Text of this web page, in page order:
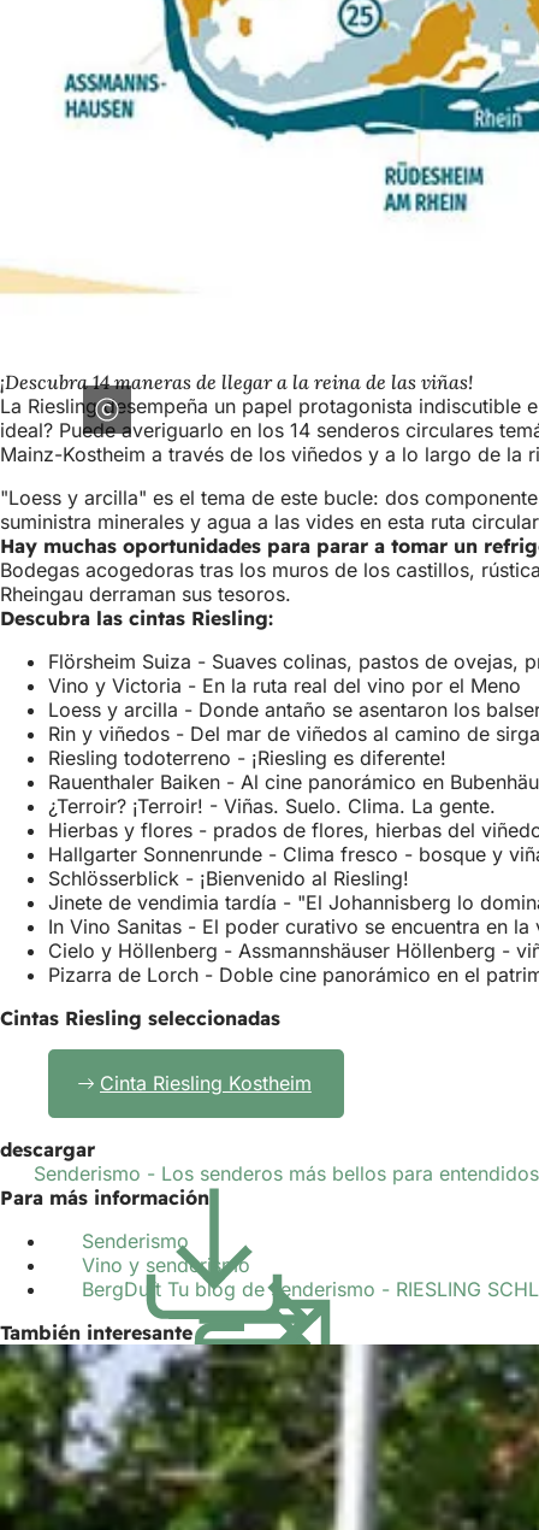
¡Descubra 14 maneras de llegar a la reina de las viñas!
La Riesling desempeña un papel protagonista indiscutible
ideal? Puede averiguarlo en los 14 senderos circulares
Mainz-Kostheim a través de los viñedos y a lo largo de la
"Loess y arcilla" es el tema de este bucle: dos
suministra minerales y agua a las vides en esta ruta
Hay muchas oportunidades para parar a tomar un
Bodegas acogedoras tras los muros de los castillos,
Rheingau derraman sus tesoros.
Descubra las cintas Riesling:
Flörsheim Suiza - Suaves colinas, pastos de ovejas,
Vino y Victoria - En la ruta real del vino por el Meno
Loess y arcilla - Donde antaño se asentaron los
Rin y viñedos - Del mar de viñedos al camino de
Riesling todoterreno - ¡Riesling es diferente!
Rauenthaler Baiken - Al cine panorámico en
¿Terroir? ¡Terroir! - Viñas. Suelo. Clima. La gente.
Hierbas y flores - prados de flores, hierbas del
Hallgarter Sonnenrunde - Clima fresco - bosque y
Schlösserblick - ¡Bienvenido al Riesling!
Jinete de vendimia tardía - "El Johannisberg lo
In Vino Sanitas - El poder curativo se encuentra en la
Cielo y Höllenberg - Assmannshäuser Höllenberg -
Pizarra de Lorch - Doble cine panorámico en el
Cintas Riesling seleccionadas
Cinta Riesling Kostheim
descargar
Senderismo - Los senderos más bellos para entendidos
Para más información
Senderismo
Vino y senderismo
BergDuft Tu blog de senderismo - RIESLING
También interesante